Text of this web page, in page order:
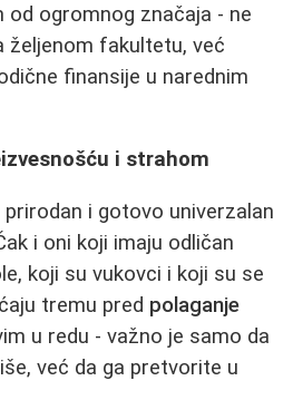
ogromnog značaja - ne
željenom fakultetu, već
finansije u narednim
i strahom
i gotovo univerzalan
i oni koji imaju odličan
koji su vukovci i koji su se
tremu pred polaganje
u redu - važno je samo da
već da ga pretvorite u